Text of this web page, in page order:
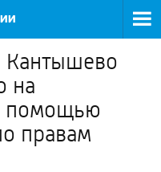
Кантышево
на
помощью
правам